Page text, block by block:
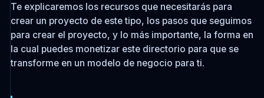
Te explicaremos los recursos que necesitarás para
crear un proyecto de este tipo, los pasos que seguimos
para crear el proyecto, y lo más importante, la forma en
la cual puedes monetizar este directorio para que se
transforme en un modelo de negocio para ti.